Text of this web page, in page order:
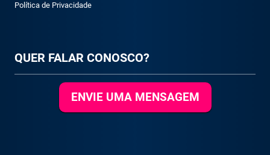
Política de Privacidade
QUER FALAR CONOSCO?
ENVIE UMA MENSAGEM